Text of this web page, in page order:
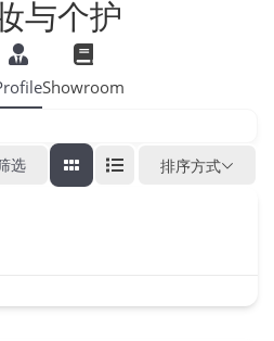
与个护
Showroom
选 排序方式